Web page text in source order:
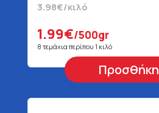
3.98€/κιλό
1.99€/500gr
8 τεμάχια περίπου 1 κιλό
Προσθήκη